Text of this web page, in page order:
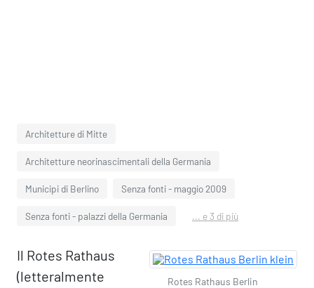
Architetture di Mitte
Architetture neorinascimentali della Germania
Municipi di Berlino Senza fonti - maggio 2009
Senza fonti - palazzi della Germania ... e 3 di più
Rotes Rathaus Berlin
Il Rotes Rathaus
(letteralmente